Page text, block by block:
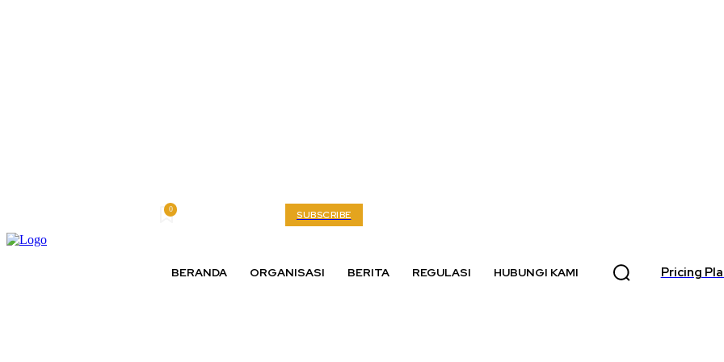
0 SUBSCRIBE
BERANDA ORGANISASI BERITA REGULASI HUBUNGI KAMI Pricing